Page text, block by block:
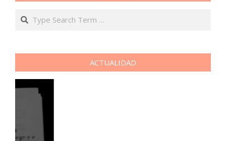
Search
ACTUALIDAD